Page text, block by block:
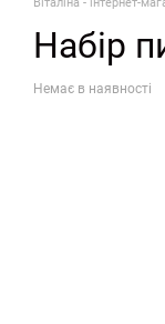
Набір
Немає в наявності